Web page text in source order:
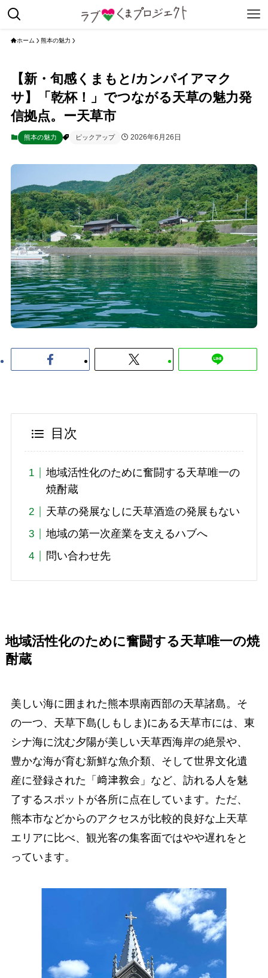
ホーム 熊本の魅力
【新・旬感くまもと/カンパイアマク
サ】「乾杯！」でつながる天草の魅力発
信拠点。ー天草市
熊本の魅力 ピックアップ 2026年6月26日
目次
地域活性化のために奮闘する天草唯一の
焼酎蔵
天草の発展なしに天草酒造の発展もない
地域の第一次産業を支えるハブへ
問い合わせ先
地域活性化のために奮闘する天草唯一の焼
酎蔵
美しい海に囲まれた熊本県南西部の天草諸島。そ
の一つ、天草下島(しもしま)にある天草市には、東
シナ海に沈む夕陽が美しい天草西海岸の絶景や、
豊かな海が育む新鮮な魚介類、そして世界文化遺
産に登録された「﨑津教会」など、訪れる人を魅
了するスポットが各所に点在しています。ただ、
熊本市などからのアクセスが比較的良好な上天草
エリアに比べ、観光客の集客面ではやや遅れをと
っています。